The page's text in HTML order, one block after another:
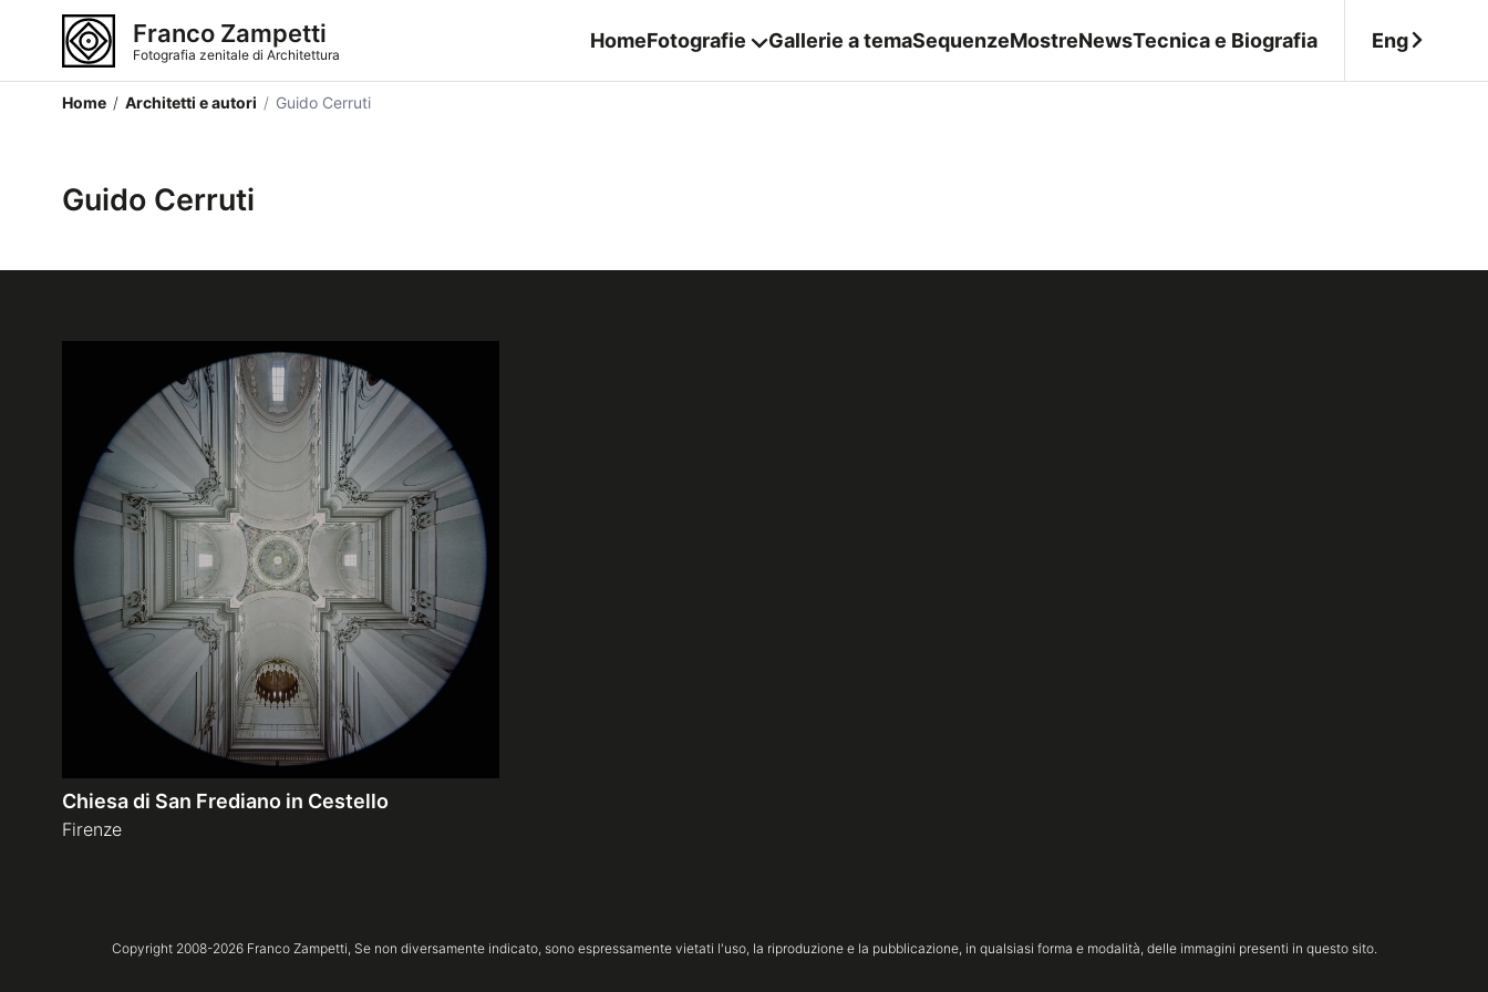
Franco Zampetti
Fotografia zenitale di Architettura
HomeFotografie Gallerie a temaSequenzeMostreNewsTecnica e Biografia Eng
Home / Architetti e autori / Guido Cerruti
Guido Cerruti
Chiesa di San Frediano in Cestello
Firenze
Copyright 2008-2026Franco Zampetti, Se non diversamente indicato, sono espressamente vietati l'uso, la riproduzione e la pubblicazione, in qualsiasi forma e modalità, delle immagini presenti in questo sito.